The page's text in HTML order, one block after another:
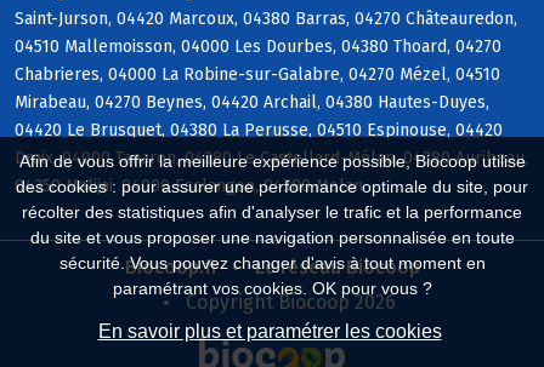
Afin de vous offrir la meilleure expérience possible, Biocoop utilise
des cookies : pour assurer une performance optimale du site, pour
récolter des statistiques afin d'analyser le trafic et la performance
du site et vous proposer une navigation personnalisée en toute
sécurité. Vous pouvez changer d'avis à tout moment en
paramétrant vos cookies. OK pour vous ?
En savoir plus et paramétrer les cookies
Saint-Jurson, 04420 Marcoux, 04380 Barras, 04270 Châteauredon,
04510 Mallemoisson, 04000 Les Dourbes, 04380 Thoard, 04270
Chabrieres, 04000 La Robine-sur-Galabre, 04270 Mézel, 04510
Mirabeau, 04270 Beynes, 04420 Archail, 04380 Hautes-Duyes,
04420 Le Brusquet, 04380 La Perusse, 04510 Espinouse, 04420
Draix, 04000 Tanaron, 04380 Le Castellard-Mélan, 04380 Auribeau,
04350 Malijai, 04000 Esclangon, 04380 Melan
Biocoop.fr
Le réseau Biocoop
Copyright Biocoop 2026